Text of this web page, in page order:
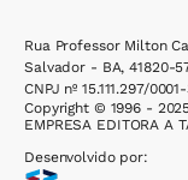
Rua Professor Milton
Salvador - BA, 41820-
CNPJ nº 15.111.297/
Copyright © 1996 -
EMPRESA EDITORA A
Desenvolvido por: